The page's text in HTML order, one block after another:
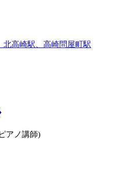
北高崎駅、高崎問屋町駅
アノ講師)